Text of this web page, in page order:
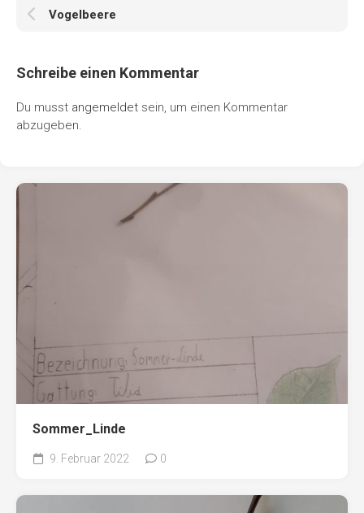
Vogelbeere
Schreibe einen Kommentar
Du musst angemeldet sein, um einen Kommentar
abzugeben.
Sommer_Linde
9. Februar 2022 0